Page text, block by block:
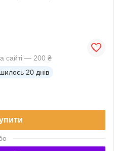
сайті — 200 ₴
20 днів